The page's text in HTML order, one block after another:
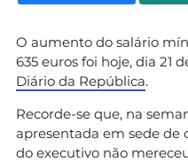
O aumento do salário
635 euros foi hoje, dia 21
Diário da República.
Recorde-se que, na
apresentada em sede de
do executivo não